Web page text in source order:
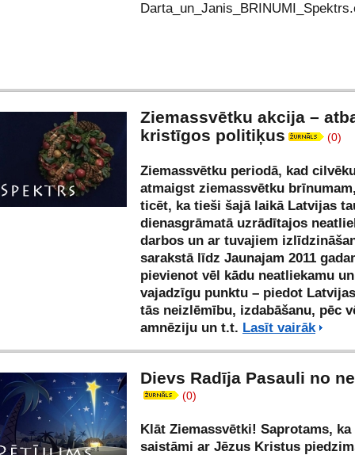
Ziemassvētku akcija –
kristīgos politiķus
(0)
Ziemassvētku periodā, kad
atmaigst ziemassvētku
ticēt, ka tieši šajā laikā Latvijas
dienasgrāmatā uzrādītajos
darbos un ar tuvajiem
sarakstā līdz Jaunajam 2011
pievienot vēl kādu neatliekamu un
vajadzīgu punktu – piedot
tās neizlēmību, izdabāšanu, pēc
amnēziju un t.t. Lasīt vairāk
Dievs Radīja Pasauli no
(0)
Klāt Ziemassvētki! Saprotams, ka
saistāmi ar Jēzus Kristus